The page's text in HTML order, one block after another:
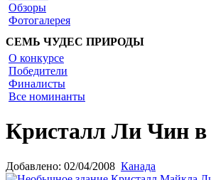
Обзоры
Фотогалерея
СЕМЬ ЧУДЕС ПРИРОДЫ
О конкурсе
Победители
Финалисты
Все номинанты
Кристалл Ли Чин в
Добавлено: 02/04/2008 Канада